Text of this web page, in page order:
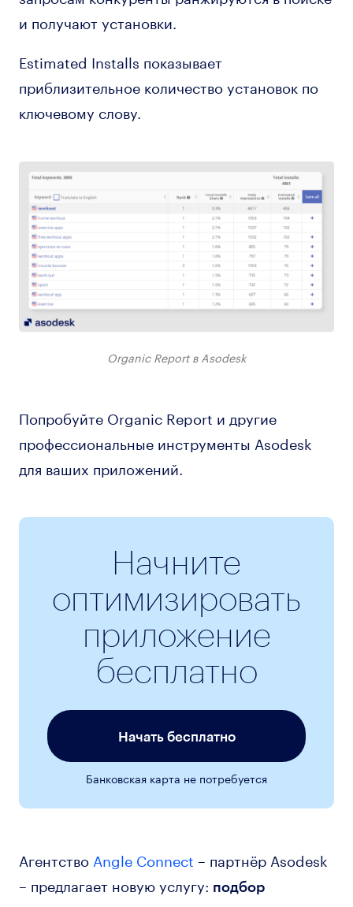
и получают установки.
Estimated Installs показывает
приблизительное количество установок по
ключевому слову.
Organic Report в Asodesk
Попробуйте Organic Report и другие
профессиональные инструменты Asodesk
для ваших приложений.
Начните
оптимизировать
приложение
бесплатно
Начать бесплатно
Банковская карта не потребуется
Агентство Angle Connect – партнёр Asodesk
– предлагает новую услугу: подбор